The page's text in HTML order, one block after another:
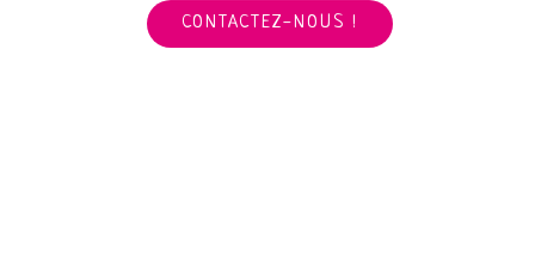
CONTACTEZ-NOUS !